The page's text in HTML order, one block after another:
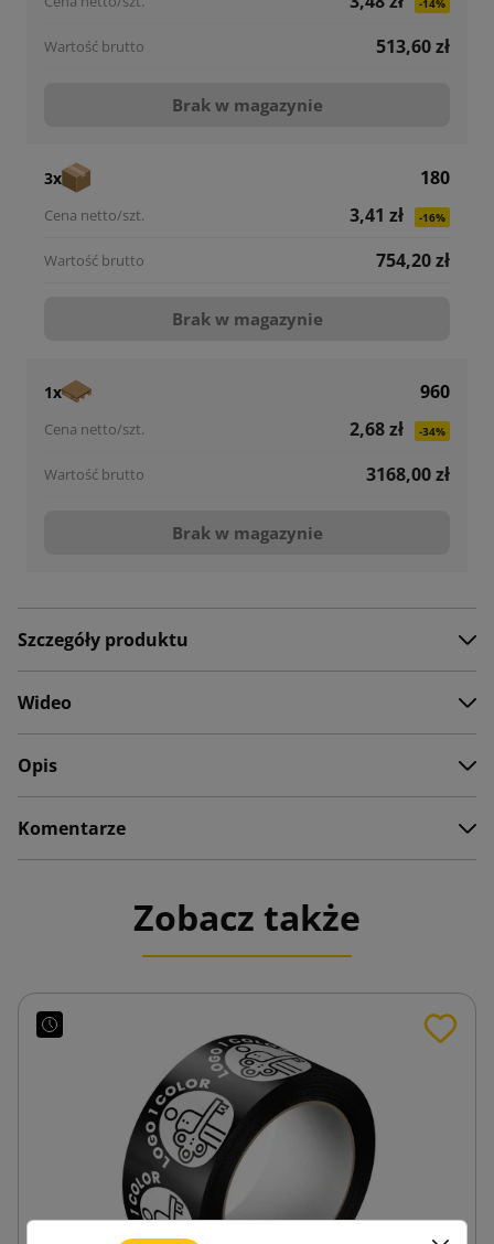
-14%
513,60 zł
Brak w magazynie
3x
180
3,41 zł
-16%
754,20 zł
Brak w magazynie
1x
960
2,68 zł
-34%
3168,00 zł
Brak w magazynie
Szczegóły produktu
Wideo
Opis
Komentarze
Zobacz także